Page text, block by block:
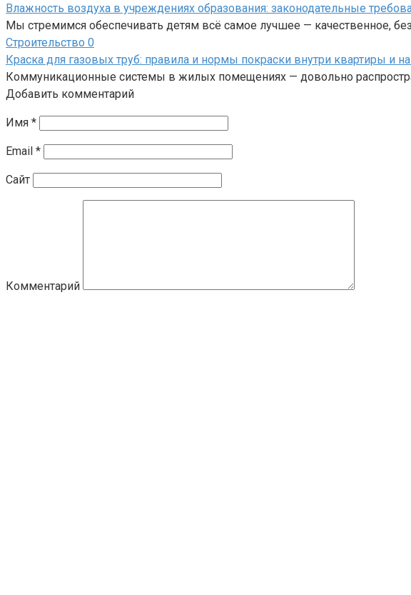
Влажность воздуха в учреждениях образования: законодательные
Мы стремимся обеспечивать детям всё самое лучшее — качественное,
Строительство 0
Краска для газовых труб: правила и нормы покраски внутри квартиры и
Коммуникационные системы в жилых помещениях — довольно
Добавить комментарий
Имя *
Email *
Сайт
Комментарий